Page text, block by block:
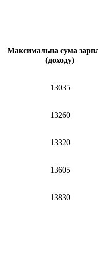
Максимальна сума
(доходу)
13035
13260
13320
13605
13830